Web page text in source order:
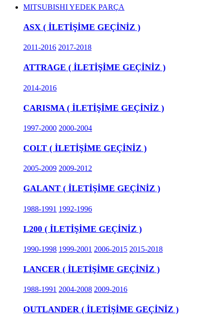
MITSUBISHI YEDEK PARÇA
ASX ( İLETİŞİME GEÇİNİZ )
2011-2016 2017-2018
ATTRAGE ( İLETİŞİME GEÇİNİZ )
2014-2016
CARISMA ( İLETİŞİME GEÇİNİZ )
1997-2000 2000-2004
COLT ( İLETİŞİME GEÇİNİZ )
2005-2009 2009-2012
GALANT ( İLETİŞİME GEÇİNİZ )
1988-1991 1992-1996
L200 ( İLETİŞİME GEÇİNİZ )
1990-1998 1999-2001 2006-2015 2015-2018
LANCER ( İLETİŞİME GEÇİNİZ )
1988-1991 2004-2008 2009-2016
OUTLANDER ( İLETİŞİME GEÇİNİZ )